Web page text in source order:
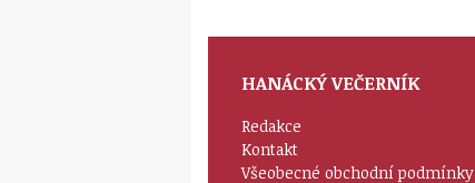
HANÁCKÝ VEČERNÍK
Redakce
Kontakt
Všeobecné obchodní podmínky